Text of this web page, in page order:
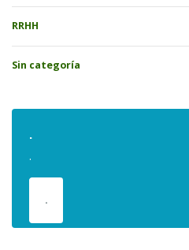
RRHH
Sin categoría
.
.
.